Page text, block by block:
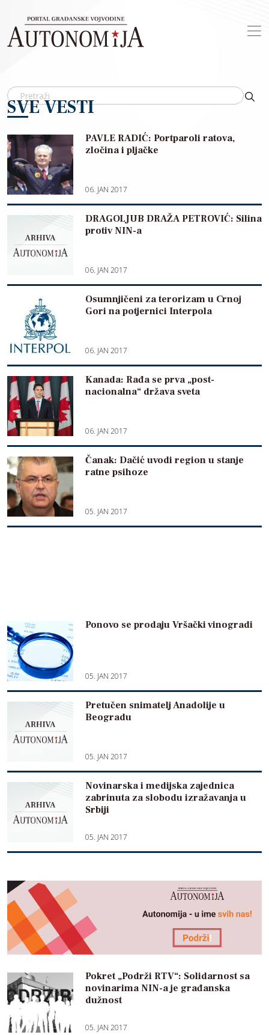
SVE VESTI
PAVLE RADIĆ: Portparoli ratova,
zločina i pljačke
06. JAN 2017
DRAGOLJUB DRAŽA PETROVIĆ: Silina
protiv NIN-a
06. JAN 2017
Osumnjičeni za terorizam u Crnoj
Gori na potjernici Interpola
06. JAN 2017
Kanada: Rađa se prva „post-
nacionalna“ država sveta
06. JAN 2017
Čanak: Dačić uvodi region u stanje
ratne psihoze
05. JAN 2017
Ponovo se prodaju Vršački vinogradi
05. JAN 2017
Pretučen snimatelj Anadolije u
Beogradu
05. JAN 2017
Novinarska i medijska zajednica
zabrinuta za slobodu izražavanja u
Srbiji
05. JAN 2017
Pokret „Podrži RTV“: Solidarnost sa
novinarima NIN-a je građanska
dužnost
05. JAN 2017